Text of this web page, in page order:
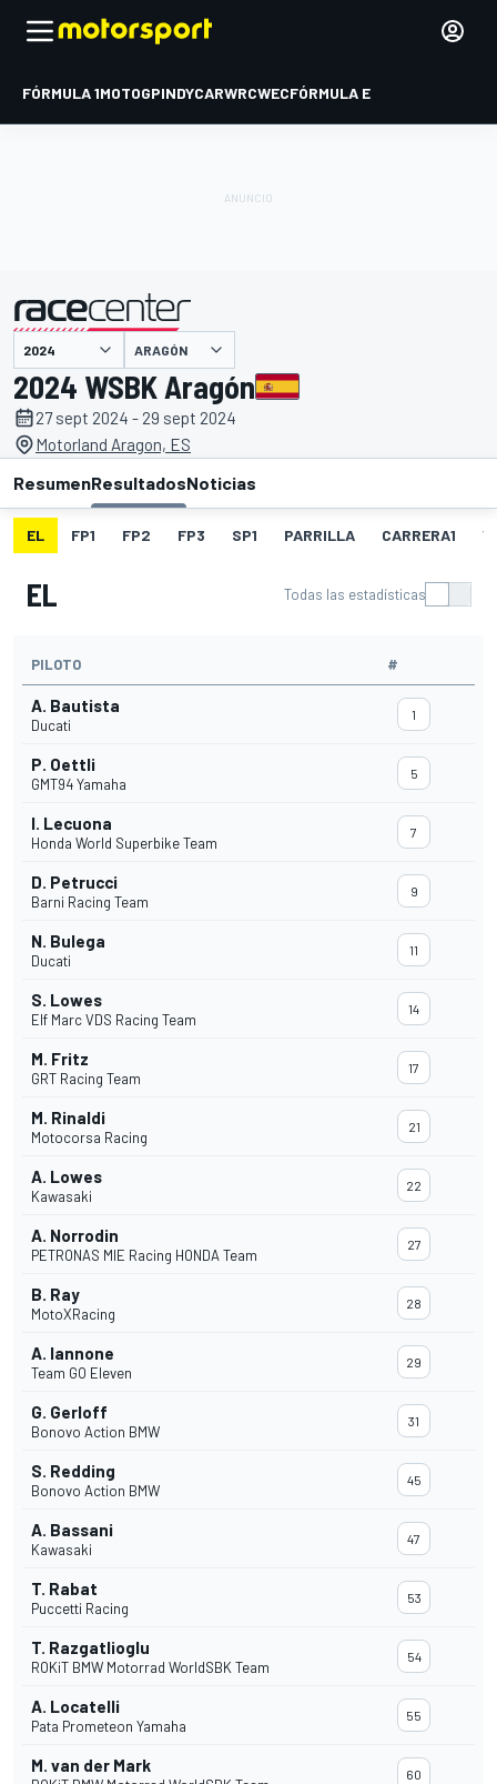
FÓRMULA 1MOTOGPINDYCARWRCWECFÓRMULA E
presentado por ARAGÓN
2024 WSBK Aragón
27 sept 2024 - 29 sept 2024
Motorland Aragon, ES
ResumenResultadosNoticias
EL FP1 FP2 FP3 SP1 PARRILLA CARRERA1
EL Todas las estadísticas
PILOTO #
A. Bautista
Ducati
1
P. Oettli
GMT94 Yamaha
5
I. Lecuona
Honda World Superbike Team
7
D. Petrucci
Barni Racing Team
9
N. Bulega
Ducati
11
S. Lowes
Elf Marc VDS Racing Team
14
M. Fritz
GRT Racing Team
17
M. Rinaldi
Motocorsa Racing
21
A. Lowes
Kawasaki
22
A. Norrodin
PETRONAS MIE Racing HONDA Team
27
B. Ray
MotoXRacing
28
A. Iannone
Team GO Eleven
29
G. Gerloff
Bonovo Action BMW
31
S. Redding
Bonovo Action BMW
45
A. Bassani
Kawasaki
47
T. Rabat
Puccetti Racing
53
T. Razgatlioglu
ROKiT BMW Motorrad WorldSBK Team
54
A. Locatelli
Pata Prometeon Yamaha
55
M. van der Mark 60